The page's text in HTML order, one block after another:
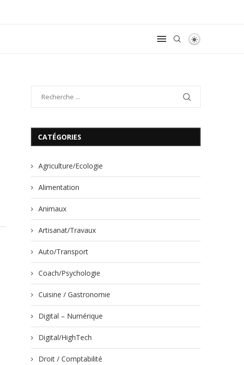
CATÉGORIES
Agriculture/Ecologie
Alimentation
Animaux
Artisanat/Travaux
Auto/Transport
Coach/Psychologie
Cuisine / Gastronomie
Digital – Numérique
Digital/HighTech
Droit / Comptabilité